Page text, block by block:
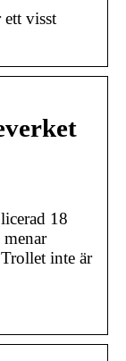
ett visst
18
inte är